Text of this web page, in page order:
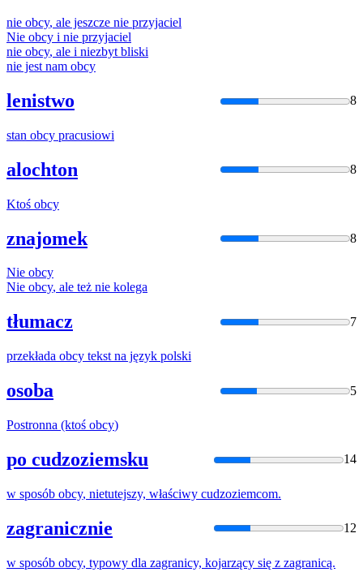
nie obcy, ale jeszcze nie przyjaciel
Nie obcy i nie przyjaciel
nie obcy, ale i niezbyt bliski
nie jest nam obcy
lenistwo 8
stan obcy pracusiowi
alochton 8
Ktoś obcy
znajomek 8
Nie obcy
Nie obcy, ale też nie kolega
tłumacz 7
przekłada obcy tekst na język polski
osoba 5
Postronna (ktoś obcy)
po cudzoziemsku 14
w sposób obcy, nietutejszy, właściwy cudzoziemcom.
zagranicznie 12
w sposób obcy, typowy dla zagranicy, kojarzący się z zagranicą.